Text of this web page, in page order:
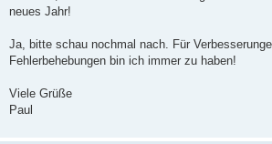
neues Jahr!
Ja, bitte schau nochmal nach. Für
Fehlerbehebungen bin ich immer zu haben!
Viele Grüße
Paul